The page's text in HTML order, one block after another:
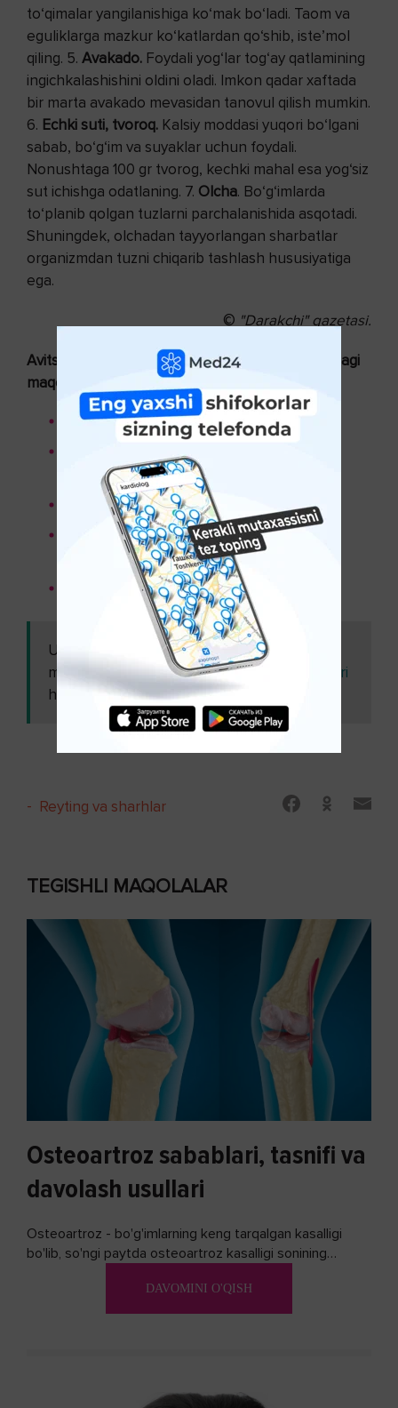
to‘qimalar yangilanishiga ko‘mak bo‘ladi. Taom va
eguliklarga mazkur ko‘katlardan qo‘shib, iste’mol
qiling. 5. Avakado. Foydali yog‘lar tog‘ay qatlamining
ingichkalashishini oldini oladi. Imkon qadar xaftada
bir marta avakado mevasidan tanovul qilish mumkin.
6. Echki suti, tvoroq. Kalsiy moddasi yuqori bo‘lgani
sabab, bo‘g‘im va suyaklar uchun foydali.
Nonushtaga 100 gr tvorog, kechki mahal esa yog‘siz
sut ichishga odatlaning. 7. Olcha. Bo‘g‘imlarda
to‘planib qolgan tuzlarni parchalanishida asqotadi.
Shuningdek, olchadan tayyorlangan sharbatlar
organizmdan tuzni chiqarib tashlash hususiyatiga
ega.
© "Darakchi" gazetasi.
Avitsenna.uz sayti orqali mavzuga aloqdor quyidagi
maqolalarni ham o‘qishingiz mumkin:
Bo‘g‘imlar mashqi (Video)
uzaytirish mumkin?
Osteoporoz - suyaklar mo‘rtlashuvi
Oyoq tomiri tortishishi: sabablar, birinchi
yordam va davolash
Umurtqa kasalliklarining belgilari
Ushbu
maqolani
ham o'qing:
Mavsumiy allergik rinit -
alomatlar, kelib chiqish sabablari
va tashxislash ( 1-qism )
- Reyting va sharhlar
TEGISHLI MAQOLALAR
Osteoartroz sabablari, tasnifi va
davolash usullari
Osteoartroz - bo'g'imlarning keng tarqalgan kasalligi
bo'lib, so'ngi paytda osteoartroz kasalligi sonining
DAVOMINI O'QISH